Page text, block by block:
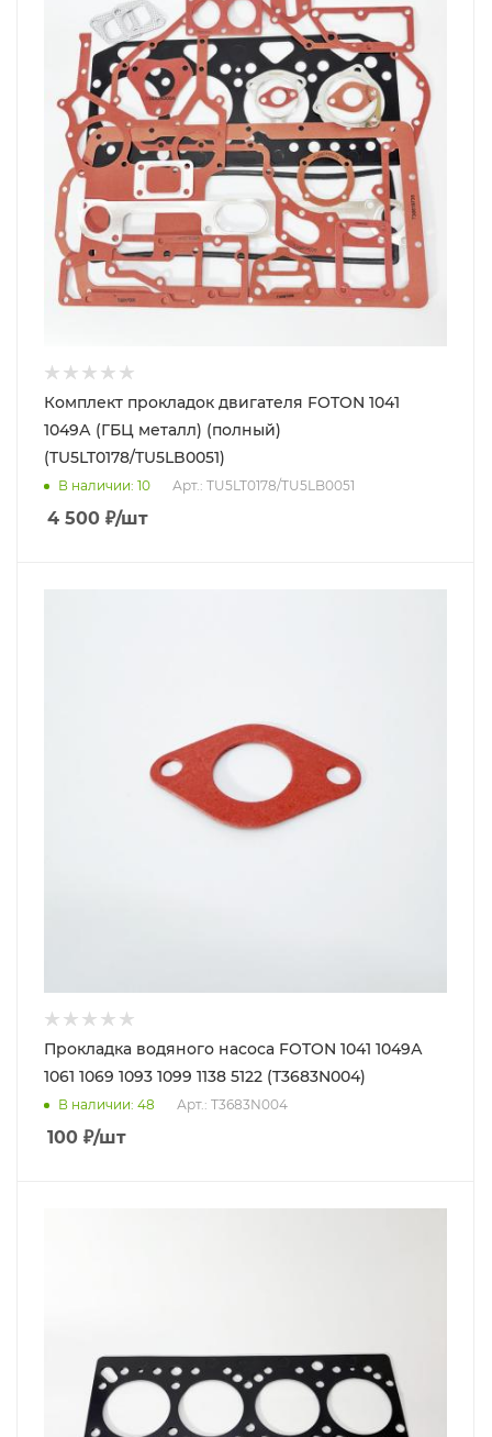
Комплект прокладок двигателя FOTON 1041
1049А (ГБЦ металл) (полный)
(TU5LT0178/TU5LB0051)
В наличии: 10 Арт.: TU5LT0178/TU5LB0051
4 500 ₽/шт
Прокладка водяного насоса FOTON 1041 1049А
1061 1069 1093 1099 1138 5122 (T3683N004)
В наличии: 48 Арт.: T3683N004
100 ₽/шт